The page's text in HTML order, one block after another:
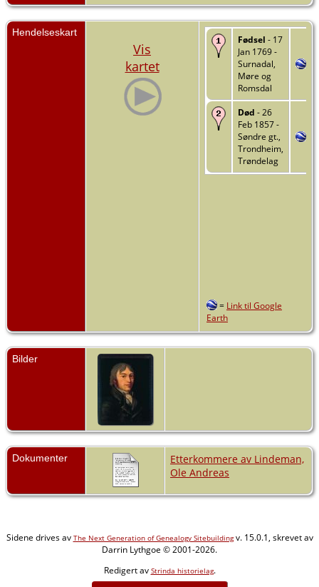
Hendelseskart
Vis
kartet
Fødsel - 17
Jan 1769 -
Surnadal,
Møre og
Romsdal
Død - 26
Feb 1857 -
Søndre gt.,
Trondheim,
Trøndelag
= Link til Google
Earth
Bilder
Dokumenter
Etterkommere av Lindeman,
Ole Andreas
Sidene drives av The Next Generation of Genealogy Sitebuildingv. 15.0.1, skrevet av
Darrin Lythgoe © 2001-2026.
Redigert av Strinda historielag.